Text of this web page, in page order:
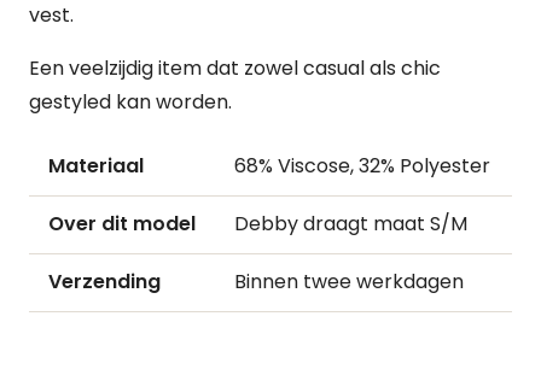
vest.
Een veelzijdig item dat zowel casual als chic
gestyled kan worden.
Materiaal 68% Viscose, 32% Polyester
Over dit model Debby draagt maat S/M
Verzending Binnen twee werkdagen